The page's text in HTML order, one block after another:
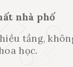
nhà phố
tầng,
học.